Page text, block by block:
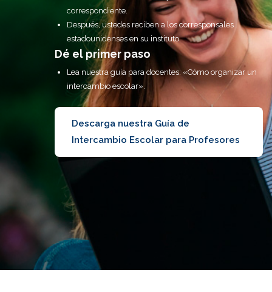
correspondiente.
Después, ustedes reciben a los corresponsales
estadounidenses en su instituto.
Dé el primer paso
Lea nuestra guía para docentes: «Cómo organizar un
intercambio escolar».
Descarga nuestra Guía de
Intercambio Escolar para Profesores